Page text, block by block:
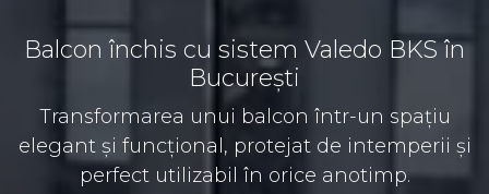
Balcon închis cu sistem Valedo BKS în
București
Transformarea unui balcon într-un spațiu
elegant și funcțional, protejat de intemperii și
perfect utilizabil în orice anotimp.